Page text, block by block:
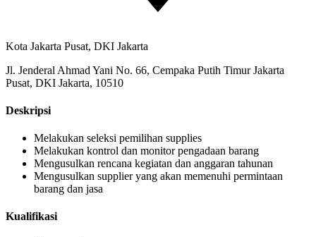
Kota Jakarta Pusat, DKI Jakarta
Jl. Jenderal Ahmad Yani No. 66, Cempaka Putih Timur Jakarta
Pusat, DKI Jakarta, 10510
Deskripsi
Melakukan seleksi pemilihan supplies
Melakukan kontrol dan monitor pengadaan barang
Mengusulkan rencana kegiatan dan anggaran tahunan
Mengusulkan supplier yang akan memenuhi permintaan
barang dan jasa
Kualifikasi